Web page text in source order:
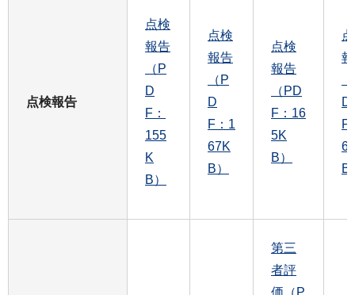
点検報告
点検
報告
（P
D
F：
155
K
B）
点検
報告
（P
D
F：1
67K
B）
点検
報告
（PD
F：16
5K
B）
D
F
B
第三
者評